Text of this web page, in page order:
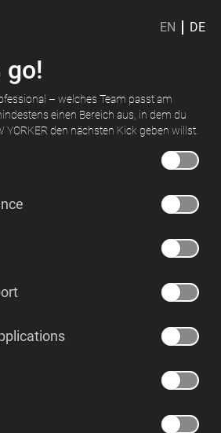
EN DE
go!
– welches Team passt am
einen Bereich aus, in dem du
YORKER den nächsten Kick geben willst.